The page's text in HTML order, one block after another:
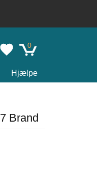
0
Hjælpe
Brand